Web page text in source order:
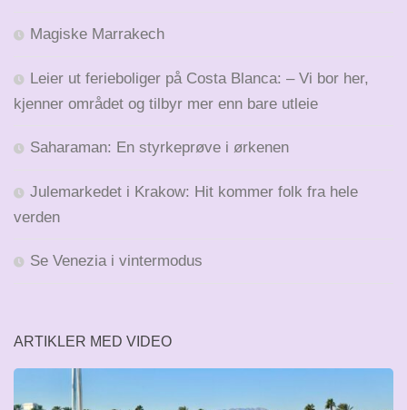
Magiske Marrakech
Leier ut ferieboliger på Costa Blanca: – Vi bor her,
kjenner området og tilbyr mer enn bare utleie
Saharaman: En styrkeprøve i ørkenen
Julemarkedet i Krakow: Hit kommer folk fra hele
verden
Se Venezia i vintermodus
ARTIKLER MED VIDEO